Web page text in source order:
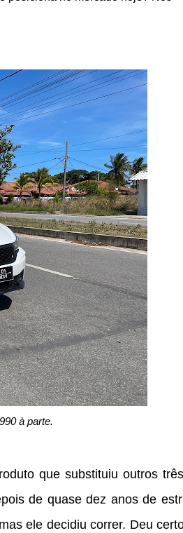
à parte.
que substituiu outros
de quase dez anos de
ele decidiu correr. Deu